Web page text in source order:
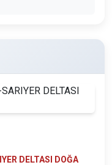
DELTASI DOĞA